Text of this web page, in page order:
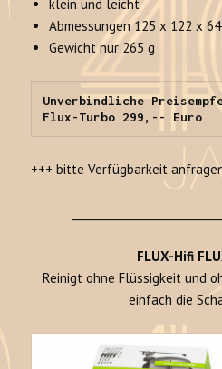
klein und leicht
Abmessungen 125 x 122 x 64
Gewicht nur 265 g
Unverbindliche
Flux-Turbo 299,-- Euro
+++ bitte Verfügbarkeit
FLUX-Hifi
Reinigt ohne Flüssigkeit und
einfach die